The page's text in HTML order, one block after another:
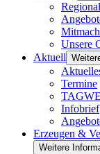
Unsere
Aktuell
Termine
Infobrief
Erzeugen &
Weitere